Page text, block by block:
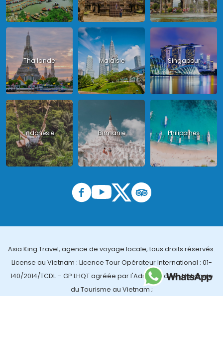
Thailande Malaisie Singapour
Indonésie Birmanie Philippines
Asia King Travel, agence de voyage locale, tous droits réservés.
License au Vietnam : Licence Tour Opérateur International : 01-
140/2014/TCDL – GP LHQT agréée par l'Administration Nationale
du Tourisme au Vietnam ;